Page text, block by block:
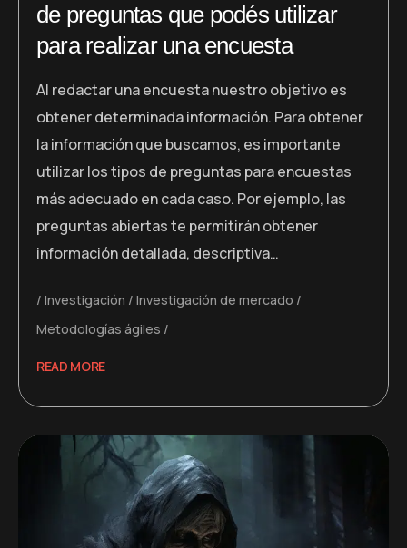
de preguntas que podés utilizar
para realizar una encuesta
Al redactar una encuesta nuestro objetivo es
obtener determinada información. Para obtener
la información que buscamos, es importante
utilizar los tipos de preguntas para encuestas
más adecuado en cada caso. Por ejemplo, las
preguntas abiertas te permitirán obtener
información detallada, descriptiva…
Investigación
Investigación de mercado
Metodologías ágiles
READ MORE